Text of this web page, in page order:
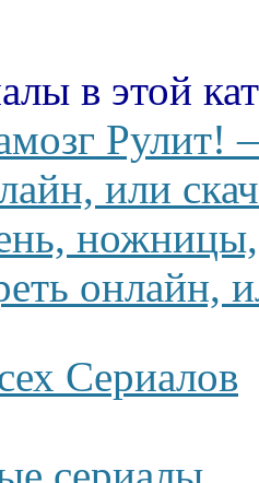
в этой
Рулит!
или
онлайн,
Сериалов